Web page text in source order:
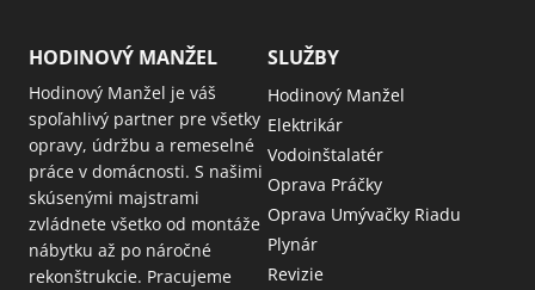
HODINOVÝ MANŽEL
Hodinový Manžel je váš
spoľahlivý partner pre všetky
opravy, údržbu a remeselné
práce v domácnosti. S našimi
skúsenými majstrami
zvládnete všetko od montáže
nábytku až po náročné
rekonštrukcie. Pracujeme
SLUŽBY
Hodinový Manžel
Elektrikár
Vodoinštalatér
Oprava Práčky
Oprava Umývačky Riadu
Plynár
Revizie